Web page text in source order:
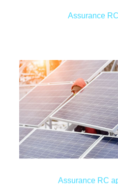
Assurance
Assurance RC
Assurance RC
Tous les dommages
un tiers ne se produisent
de manipulation se
le sinistre soit constaté
marchandises, mais
est terminée. Cette RC
de votre travail une